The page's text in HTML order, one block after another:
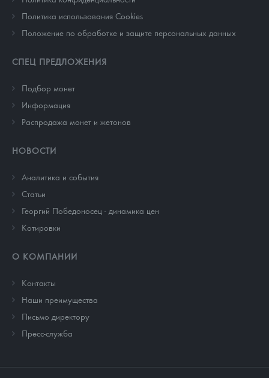
Политика использования Cookies
Положение по обработке и защите персональных данных
СПЕЦ ПРЕДЛОЖЕНИЯ
Подбор монет
Информация
Распродажа монет и жетонов
НОВОСТИ
Аналитика и события
Cтатьи
Георгий Победоносец - динамика цен
Котировки
О КОМПАНИИ
Контакты
Наши преимущества
Письмо директору
Пресс-служба